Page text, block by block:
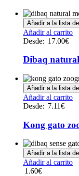
se
Añadir a la lista
Añadir al carrito
se
la
de
Desde: 17.00€
Dibaq
Añadir a la lista
Añadir al carrito
se
Desde: 7.11€
Kong gato
Añadir a la lista
Añadir al carrito
1.60€